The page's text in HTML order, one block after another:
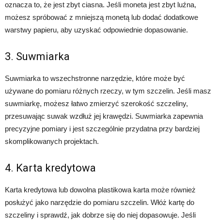
oznacza to, że jest zbyt ciasna. Jeśli moneta jest zbyt luźna,
możesz spróbować z mniejszą monetą lub dodać dodatkowe
warstwy papieru, aby uzyskać odpowiednie dopasowanie.
3. Suwmiarka
Suwmiarka to wszechstronne narzędzie, które może być
używane do pomiaru różnych rzeczy, w tym szczelin. Jeśli masz
suwmiarkę, możesz łatwo zmierzyć szerokość szczeliny,
przesuwając suwak wzdłuż jej krawędzi. Suwmiarka zapewnia
precyzyjne pomiary i jest szczególnie przydatna przy bardziej
skomplikowanych projektach.
4. Karta kredytowa
Karta kredytowa lub dowolna plastikowa karta może również
posłużyć jako narzędzie do pomiaru szczelin. Włóż kartę do
szczeliny i sprawdź, jak dobrze się do niej dopasowuje. Jeśli